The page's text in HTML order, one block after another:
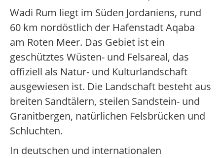
Wadi Rum liegt im Süden Jordaniens, rund
60 km nordöstlich der Hafenstadt Aqaba
am Roten Meer. Das Gebiet ist ein
geschütztes Wüsten- und Felsareal, das
offiziell als Natur- und Kulturlandschaft
ausgewiesen ist. Die Landschaft besteht aus
breiten Sandtälern, steilen Sandstein- und
Granitbergen, natürlichen Felsbrücken und
Schluchten.
In deutschen und internationalen